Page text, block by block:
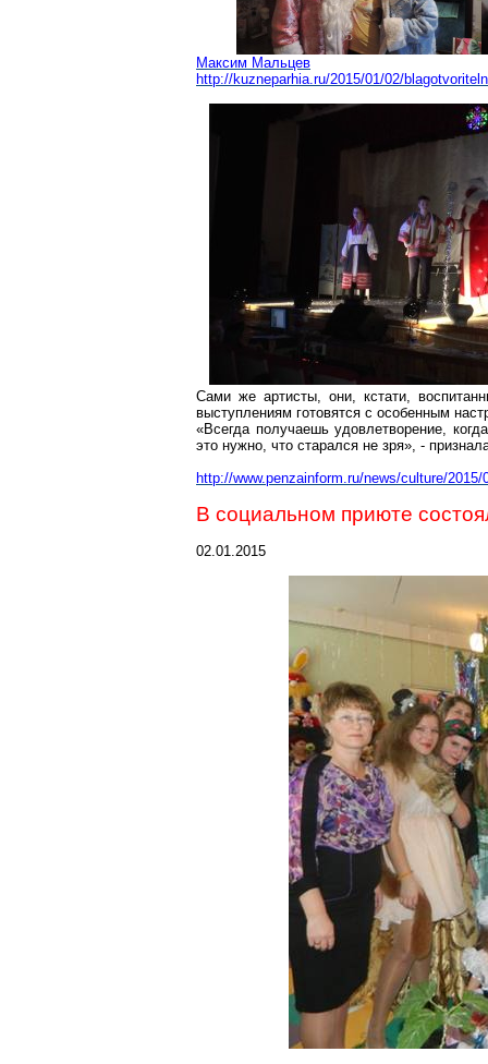
Максим Мальцев
http://kuzneparhia.ru/2015/01/02/
Сами же артисты, они, кстати,
выступлениям готовятся с особенным
«Всегда получаешь удовлетворение,
это нужно, что старался не зря», -
http://www.penzainform.ru/news/culture/
В социальном приюте
02.01.2015